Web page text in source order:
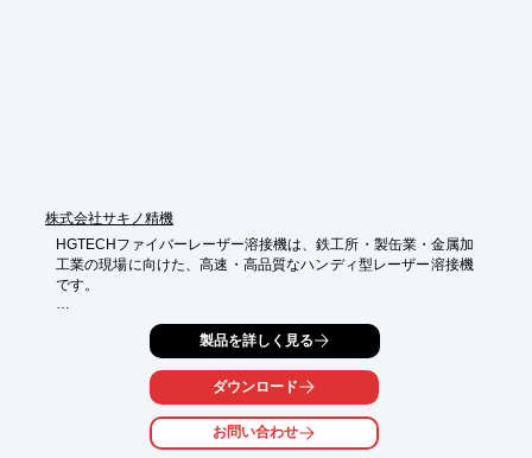
株式会社サキノ精機
HGTECHファイバーレーザー溶接機は、鉄工所・製缶業・金属加
工業の現場に向けた、高速・高品質なハンディ型レーザー溶接機
です。
TIG溶接と比較して溶接スピードの向上が期待でき、低入熱でひ
ずみを抑えやすく、美しいビードによる外観品質の向上や仕上げ
工数の削減に貢献します。準備・後処理の工数を減らし、作業時
間、人件費、技能者不足といった現場課題の改善をサポートしま
また、対象設備として導入する場合、一定の条件を満たすことで
製品を詳しく見る
ダウンロード
お問い合わせ